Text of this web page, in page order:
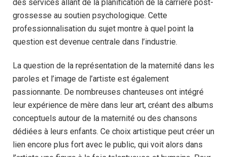
des services allant de la planification de la carrière post-
grossesse au soutien psychologique. Cette
professionnalisation du sujet montre à quel point la
question est devenue centrale dans l’industrie.
La question de la représentation de la maternité dans les
paroles et l’image de l’artiste est également
passionnante. De nombreuses chanteuses ont intégré
leur expérience de mère dans leur art, créant des albums
conceptuels autour de la maternité ou des chansons
dédiées à leurs enfants. Ce choix artistique peut créer un
lien encore plus fort avec le public, qui voit alors dans